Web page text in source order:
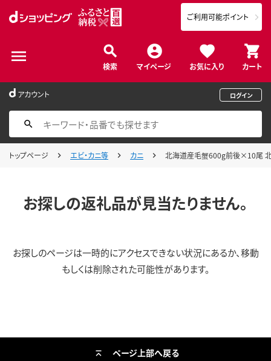
検索 マイページ お気に入り カート
ご利用可能ポイント
アカウント ログイン
トップページ エビ・カニ等 カニ 北海道産毛蟹600g前後×10尾
お探しの返礼品が見当たりません。
お探しのページは一時的にアクセスできない状況にあるか、移動
もしくは削除された可能性があります。
ページ上部へ戻る